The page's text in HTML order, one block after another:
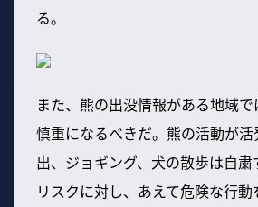
る。
また、熊の出没情報がある地域
慎重になるべきだ。熊の活動が
出、ジョギング、犬の散歩は自
リスクに対し、あえて危険な行